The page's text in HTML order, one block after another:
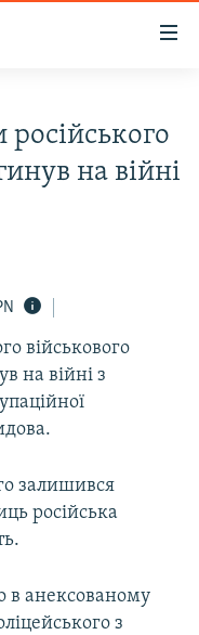
російського
на війні
військового
на війні з
залишився
російська
в анексованому
з